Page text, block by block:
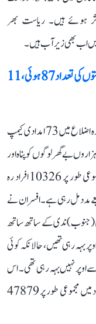
میں 1265 لوگ متاثر ہوئے ہیں۔ ریاست بھر
آسام میں سیلاب کی تباہ کاریاں، ہلاکتوں کی تعداد 87 ہوئی، 11
اے ایس ڈی ایم اے کی رپورٹ میں کہا گیا ہے کہ متاثرہ اضلاع میں 73 امدادی کیمپ
بے گھر لوگوں کو پناہ اور
مدد فراہم کر رہے ہیں۔ فی الحال امدادی کیمپوں میں مجموعی طور پر 10326 افراد رہ
کے ذریعے مدد مل رہی ہے۔ افسران نے
(جنوب) ندی کے ساتھ ساتھ
رہی تھیں، حالانکہ کوئی
نہیں بہہ رہی تھی۔ اس
آفت کے باعث مویشی بھی متاثر ہوئے ہیں، جس کی زد میں مجموعی طور پر 47879